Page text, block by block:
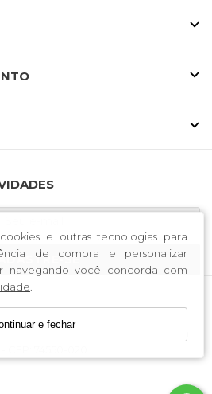
e outras tecnologias para
de compra e personalizar
navegando você concorda com
e fechar
SE